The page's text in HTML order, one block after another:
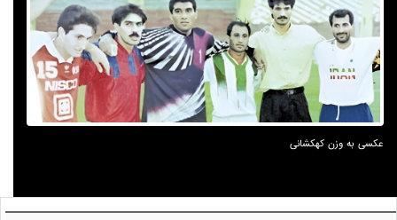
عکسی به وزن کهکشانی